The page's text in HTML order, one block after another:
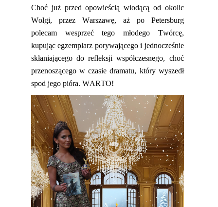
Choć już przed opowieścią wiodącą od okolic
Wołgi, przez Warszawę, aż po Petersburg
polecam wesprzeć tego młodego Twórcę,
kupując egzemplarz porywającego i jednocześnie
skłaniającego do refleksjiwspółczesnego, choć
przenoszącego w czasiedramatu, który wyszedł
spod jego pióra. WARTO!